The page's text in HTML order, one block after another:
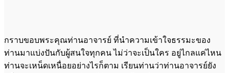
กราบขอบพระคุณท่านอาจารย์ ที่นำความเข้าใจธรรมะของ
ท่านมาแบ่งปันกับผู้สนใจทุกคน ไม่ว่าจะเป็นใคร อยู่ไกลแค่ไหน
ท่านจะเหน็ดเหนื่อยอย่างไรก็ตาม เรียนท่านว่าท่านอาจารย์ยัง